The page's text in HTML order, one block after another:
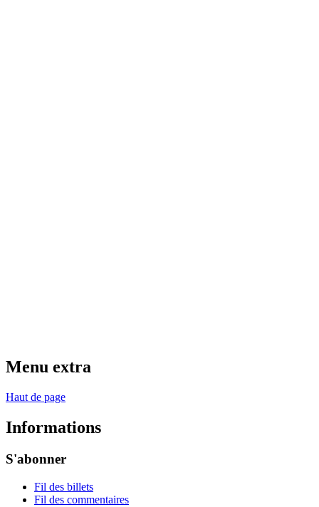
Menu extra
Haut de page
Informations
S'abonner
Fil des billets
Fil des commentaires